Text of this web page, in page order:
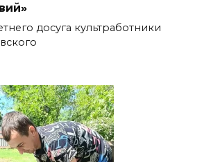
досуга культработники